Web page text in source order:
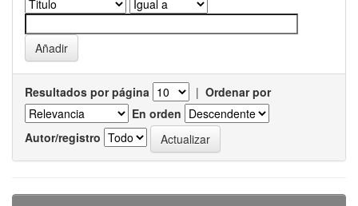
Resultados por página | Ordenar por
En orden
Autor/registro